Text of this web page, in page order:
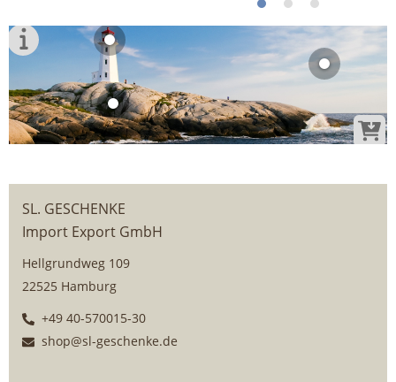
SL. GESCHENKE
Import Export GmbH
Hellgrundweg 109
22525 Hamburg
+49 40-570015-30
shop@sl-geschenke.de